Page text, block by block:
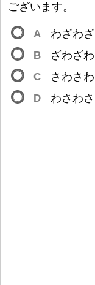
ございます。
A
わざわざ
B
ざわざわ
C
さわさわ
D
わさわさ